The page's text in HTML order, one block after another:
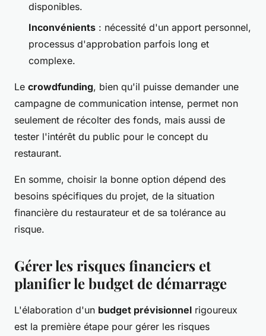
disponibles.
Inconvénients : nécessité d'un apport personnel,
processus d'approbation parfois long et
complexe.
Le crowdfunding, bien qu'il puisse demander une
campagne de communication intense, permet non
seulement de récolter des fonds, mais aussi de
tester l'intérêt du public pour le concept du
restaurant.
En somme, choisir la bonne option dépend des
besoins spécifiques du projet, de la situation
financière du restaurateur et de sa tolérance au
risque.
Gérer les risques financiers et
planifier le budget de démarrage
L'élaboration d'un budget prévisionnel rigoureux
est la première étape pour gérer les risques